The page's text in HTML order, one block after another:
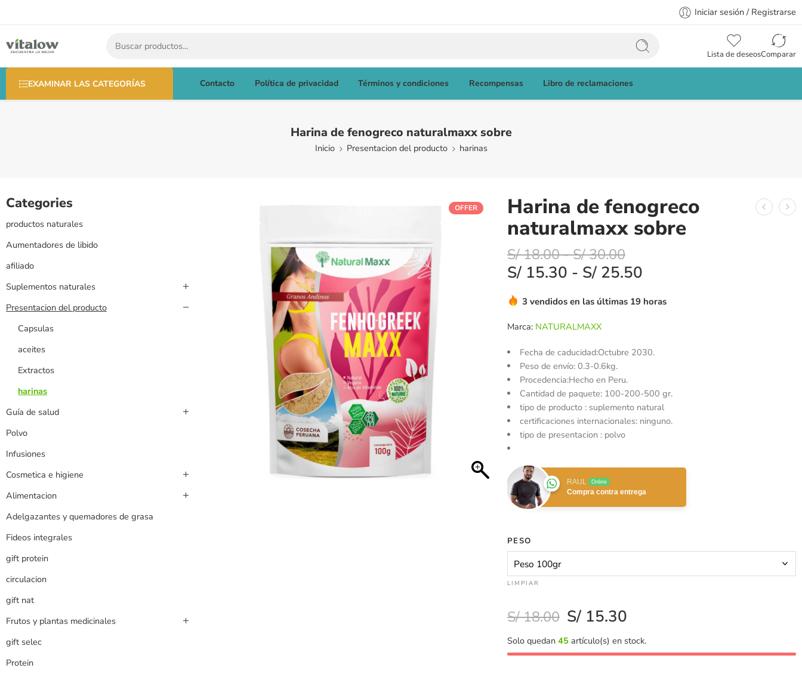
Iniciar sesión / Registrarse
Lista de deseosComparar
EXAMINAR LAS CATEGORÍAS Contacto Política de privacidad Términos y condiciones Recompensas Libro de reclamaciones
Harina de fenogreco naturalmaxx sobre
Inicio Presentacion del producto harinas
OFFER Harina de fenogreco
naturalmaxx sobre
S/18.00-S/30.00
S/ 15.30 - S/ 25.50
3 vendidos en las últimas 19 horas
Marca: NATURALMAXX
Fecha de caducidad:Octubre 2030.
Peso de envío:0.3-0.6kg.
Procedencia:Hecho en Peru.
Cantidad de paquete: 100-200-500 gr.
tipo de producto : suplemento natural
certificaciones internacionales: ninguno.
tipo de presentacion : polvo
RAUL Online
Compra contra entrega
PESO
LIMPIAR
S/18.00 S/ 15.30
Solo quedan 45 artículo(s) en stock.
Categories
productos naturales
Aumentadores de libido
afiliado
Suplementos naturales
Presentacion del producto
Capsulas
aceites
Extractos
harinas
Guía de salud
Polvo
Infusiones
Cosmetica e higiene
Alimentacion
Adelgazantes y quemadores de grasa
Fideos integrales
gift protein
circulacion
gift nat
Frutos y plantas medicinales
gift selec
Protein